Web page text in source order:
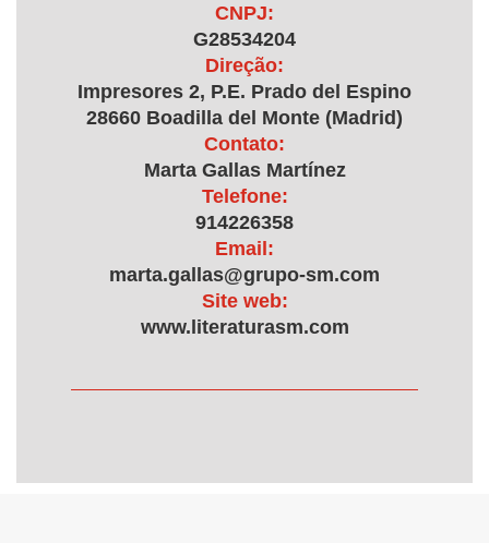
CNPJ:
G28534204
Direção:
Impresores 2, P.E. Prado del Espino
28660 Boadilla del Monte (Madrid)
Contato:
Marta Gallas Martínez
Telefone:
914226358
Email:
marta.gallas@grupo-sm.com
Site web:
www.literaturasm.com